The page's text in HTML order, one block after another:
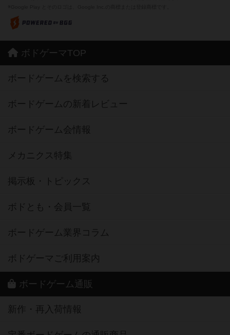
ボドゲーマTOP
ボードゲームを検索する
ボードゲームの新着レビュー
ボードゲーム会情報
メカニクス特集
掲示板・トピックス
ボドとも・会員一覧
ボードゲーム業界コラム
ボドゲーマご利用案内
ボードゲーム通販
新作・再入荷情報